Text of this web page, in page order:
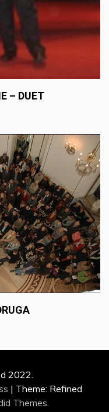
– DUET
2022.
| Theme: Refined
Themes.